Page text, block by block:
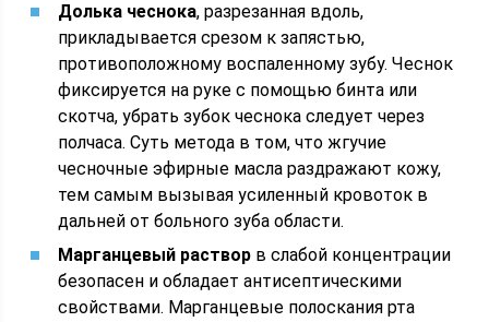
Долька чеснока, разрезанная вдоль,
прикладывается срезом к запястью,
противоположному воспаленному зубу. Чеснок
фиксируется на руке с помощью бинта или
скотча, убрать зубок чеснока следует через
полчаса. Суть метода в том, что жгучие
чесночные эфирные масла раздражают кожу,
тем самым вызывая усиленный кровоток в
дальней от больного зуба области.
Марганцевый раствор в слабой концентрации
безопасен и обладает антисептическими
свойствами. Марганцевые полоскания рта